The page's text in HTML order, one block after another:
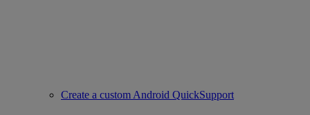
Create a custom Android QuickSupport